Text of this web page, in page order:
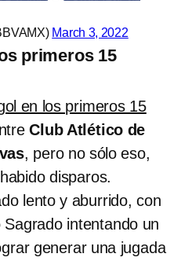
March 3, 2022
primeros 15
en los primeros 15
Club Atlético de
, pero no sólo eso,
disparos.
lento y aburrido, con
intentando un
generar una jugada